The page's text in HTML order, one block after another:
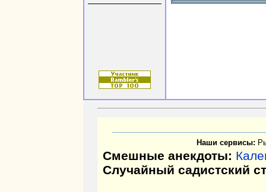
Наши сервисы:
Смешные анекдоты:
Случайный садистский